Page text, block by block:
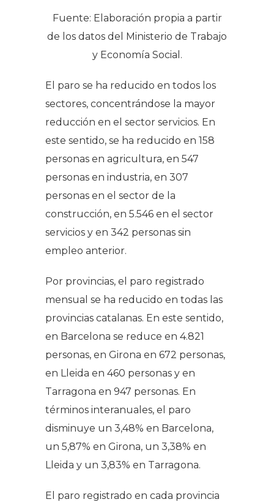
Fuente: Elaboración propia a partir
de los datos del Ministerio de Trabajo
y Economía Social.
El paro se ha reducido en todos los
sectores, concentrándose la mayor
reducción en el sector servicios. En
este sentido, se ha reducido en 158
personas en agricultura, en 547
personas en industria, en 307
personas en el sector de la
construcción, en 5.546 en el sector
servicios y en 342 personas sin
empleo anterior.
Por provincias, el paro registrado
mensual se ha reducido en todas las
provincias catalanas. En este sentido,
en Barcelona se reduce en 4.821
personas, en Girona en 672 personas,
en Lleida en 460 personas y en
Tarragona en 947 personas. En
términos interanuales, el paro
disminuye un 3,48% en Barcelona,
un 5,87% en Girona, un 3,38% en
Lleida y un 3,83% en Tarragona.
El paro registrado en cada provincia